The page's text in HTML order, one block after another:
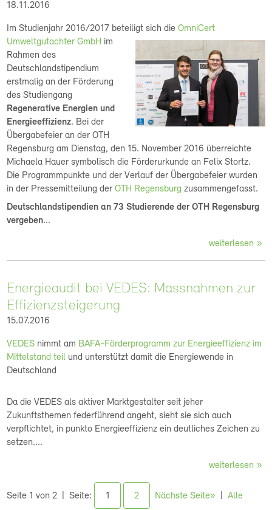
18.11.2016
Im Studienjahr 2016/2017 beteiligt sich dieOmniCert
Umweltgutachter GmbH im
Rahmen des
Deutschlandstipendium
erstmalig an der Förderung
des Studiengang
Regenerative Energien und
Energieeffizienz. Bei der
Übergabefeier an der OTH
Regensburg am Dienstag, den 15. November 2016 überreichte
Michaela Hauer symbolisch die Förderurkunde an Felix Stortz.
Die Programmpunkte und der Verlauf der Übergabefeier wurden
in der Pressemitteilung derOTH Regensburg zusammengefasst.
Deutschlandstipendien an 73 Studierende der OTH Regensburg
vergeben...
weiterlesen
Energieaudit bei VEDES: Massnahmen zur
Effizienzsteigerung
15.07.2016
VEDES nimmt am BAFA-Förderprogramm zur Energieeffizienz im
Mittelstand teil und unterstützt damit die Energiewende in
Deutschland
Da die VEDES als aktiver Marktgestalter seit jeher
Zukunftsthemen federführend angeht, sieht sie sich auch
verpflichtet, in punkto Energieeffizienz ein deutliches Zeichen zu
setzen....
weiterlesen
Seite 1 von 2 Seite: 1 2 Nächste Seite»
Alle